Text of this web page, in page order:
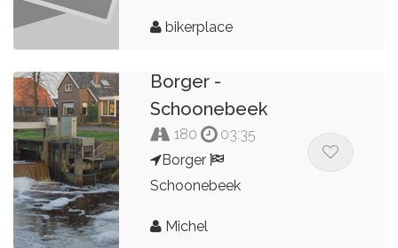
bikerplace
Borger -
Schoonebeek
180
03:35
Borger
Schoonebeek
Michel